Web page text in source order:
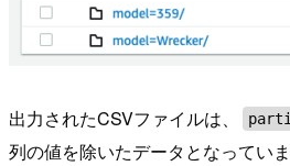
出力されたCSVファイルは、
列の値を除いたデータとなってい